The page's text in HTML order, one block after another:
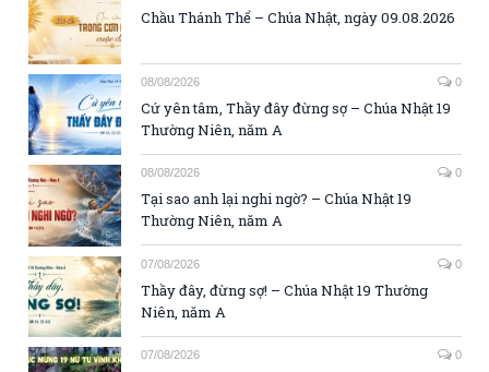
Chầu Thánh Thể – Chúa Nhật, ngày 09.08.2026
08/08/2026 0
Cứ yên tâm, Thầy đây đừng sợ – Chúa Nhật 19
Thường Niên, năm A
08/08/2026 0
Tại sao anh lại nghi ngờ? – Chúa Nhật 19
Thường Niên, năm A
07/08/2026 0
Thầy đây, đừng sợ! – Chúa Nhật 19 Thường
Niên, năm A
07/08/2026 0